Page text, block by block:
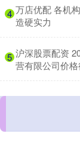
4 万店优配 各机
造硬实力
5 沪深股票配资
营有限公司价